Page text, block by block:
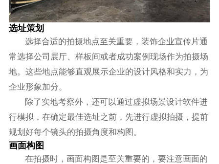
选址策划
选择合适的拍摄地点至关重要，装饰企业宣传片通
常选择公司展厅、样板间或者成功案例现场作为拍摄场
地。这些地点能够直观展示企业的设计风格和实力，为
企业形象加分。
除了实地考察外，还可以通过虚拟场景设计软件进
行模拟，在确定最佳选址之前，先进行虚拟拍摄，提前
规划好每个镜头的拍摄角度和构图。
画面构图
在拍摄时，画面构图是至关重要的，要注意画面的